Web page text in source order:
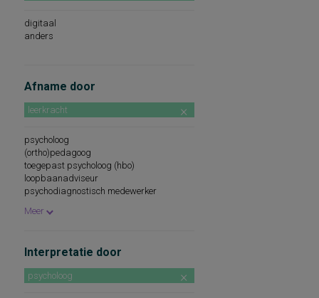
digitaal
anders
Afname door
leerkracht
psycholoog
(ortho)pedagoog
toegepast psycholoog (hbo)
loopbaanadviseur
psychodiagnostisch medewerker
na certificering/cursus/ training
intern begeleider
diagnostisch gekwalificeerde
professional
Meer
Interpretatie door
psycholoog